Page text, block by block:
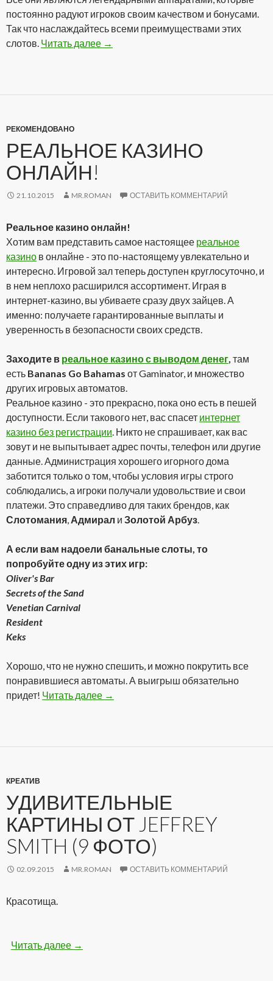
постоянно радуют игроков своим качеством и бонусами.
Так что наслаждайтесь всеми преимуществами этих
слотов. Читать далее Аппараты онлайн на реальные
→
РЕКОМЕНДОВАНО
РЕАЛЬНОЕ КАЗИНО
ОНЛАЙН!
21.10.2015 MR.ROMAN ОСТАВИТЬ КОММЕНТАРИЙ
Реальное казино онлайн!
Хотим вам представить самое настоящее реальное
казино в онлайне - это по-настоящему увлекательно и
интересно. Игровой зал теперь доступен круглосуточно, и
в нем неплохо расширился ассортимент. Играя в
интернет-казино, вы убиваете сразу двух зайцев. А
именно: получаете гарантированные выплаты и
уверенность в безопасности своих средств.
Заходите в реальное казино с выводом денег, там
есть Bananas Go Bahamas от Gaminator, и множество
других игровых автоматов.
Реальное казино - это прекрасно, пока оно есть в пешей
доступности. Если такового нет, вас спасет интернет
казино без регистрации. Никто не спрашивает, как вас
зовут и не выпытывает адрес почты, телефон или другие
данные. Администрация хорошего игорного дома
заботится только о том, чтобы условия игры строго
соблюдались, а игроки получали удовольствие и свои
платежи. Это справедливо для таких брендов, как
Слотомания, Адмирал и Золотой Арбуз.
А если вам надоели банальные слоты, то
попробуйте одну из этих игр:
Oliver's Bar
Secrets of the Sand
Venetian Carnival
Resident
Keks
Хорошо, что не нужно спешить, и можно покрутить все
понравившиеся автоматы. А выигрыш обязательно
придет! Читать далее Реальное казино онлайн!
→
КРЕАТИВ
УДИВИТЕЛЬНЫЕ
КАРТИНЫ ОТ JEFFREY
SMITH (9 ФОТО)
02.09.2015 MR.ROMAN ОСТАВИТЬ КОММЕНТАРИЙ
Красотища.
Читать далее Удивительные картины от Jeffrey Smith (9
→